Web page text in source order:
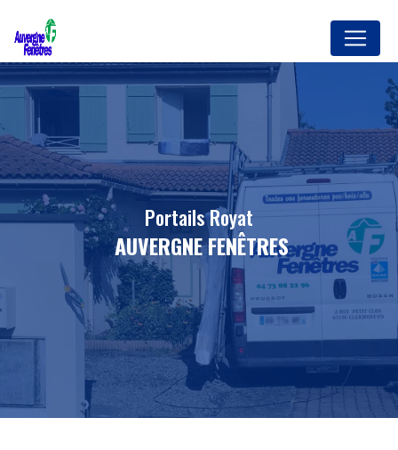
portails Royat
AUVERGNE FENÊTRES